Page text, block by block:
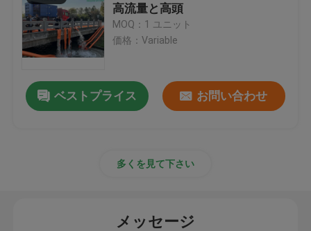
高流量と高頭
MOQ：1 ユニット
価格：Variable
ベストプライス お問い合わせ
多くを見て下さい
メッセージ